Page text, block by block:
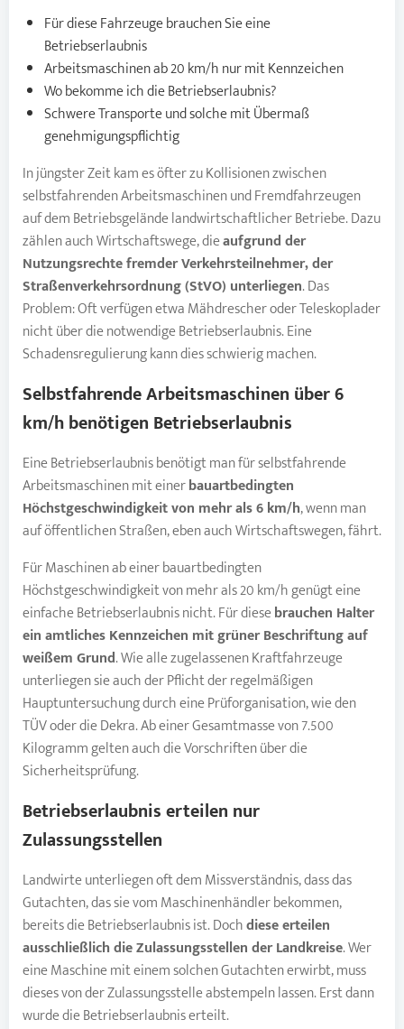
Für diese Fahrzeuge brauchen Sie eine
Betriebserlaubnis
Arbeitsmaschinen ab 20 km/h nur mit Kennzeichen
Wo bekomme ich die Betriebserlaubnis?
Schwere Transporte und solche mit Übermaß
genehmigungspflichtig
In jüngster Zeit kam es öfter zu Kollisionen zwischen
selbstfahrenden Arbeitsmaschinen und Fremdfahrzeugen
auf dem Betriebsgelände landwirtschaftlicher Betriebe. Dazu
zählen auch Wirtschaftswege, dieaufgrund der
Nutzungsrechte fremder Verkehrsteilnehmer, der
Straßenverkehrsordnung (StVO) unterliegen. Das
Problem: Oft verfügen etwa Mähdrescher oder Teleskoplader
nicht über die notwendige Betriebserlaubnis. Eine
Schadensregulierung kann dies schwierig machen.
SelbstfahrendeArbeitsmaschinen über 6
km/h benötigen Betriebserlaubnis
Eine Betriebserlaubnis benötigt man für selbstfahrende
Arbeitsmaschinen mit einerbauartbedingten
Höchstgeschwindigkeitvon mehr als 6 km/h, wenn man
auf öffentlichen Straßen, eben auch Wirtschaftswegen, fährt.
Für Maschinen ab einer bauartbedingten
Höchstgeschwindigkeit von mehr als 20 km/h genügt eine
einfache Betriebserlaubnis nicht. Für diesebrauchen Halter
ein amtliches Kennzeichen mit grüner Beschriftung auf
weißem Grund. Wie alle zugelassenen Kraftfahrzeuge
unterliegen sie auch der Pflicht der regelmäßigen
Hauptuntersuchung durch eine Prüforganisation, wie den
TÜV oder die Dekra. Ab einer Gesamtmasse von 7.500
Kilogramm gelten auch die Vorschriften über die
Sicherheitsprüfung.
Betriebserlaubnis erteilen nur
Zulassungsstellen
Landwirte unterliegen oft dem Missverständnis, dass das
Gutachten, das sie vom Maschinenhändler bekommen,
bereits die Betriebserlaubnis ist. Dochdiese erteilen
ausschließlich die Zulassungsstellen der Landkreise. Wer
eine Maschine mit einem solchen Gutachten erwirbt, muss
dieses von der Zulassungsstelle abstempeln lassen. Erst dann
wurde die Betriebserlaubnis erteilt.